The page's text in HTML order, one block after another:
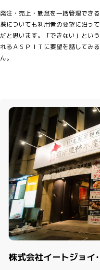
発注・売上・勤怠を一括管理でき
携についても利用者の要望に沿っ
だと思います。「できない」とい
れるＡＳＰＩＴに要望を話してみ
ん。
株式会社イートジョイ